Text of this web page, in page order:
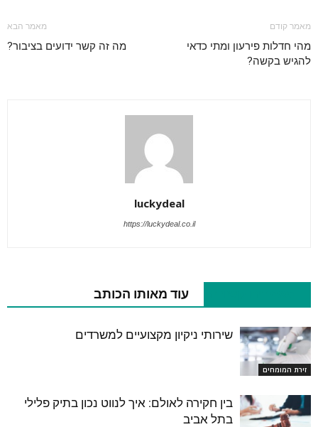
מאמר קודם
מהי חדלות פירעון ומתי כדאי
להגיש בקשה?
מאמר הבא
מה זה קשר ידועים בציבור?
luckydeal
https://luckydeal.co.il
עוד מאותו הכותב
זירת המומחים
שירותי ניקיון מקצועיים למשרדים
בין חקירה לאולם: איך לנווט נכון בתיק פלילי
בתל אביב